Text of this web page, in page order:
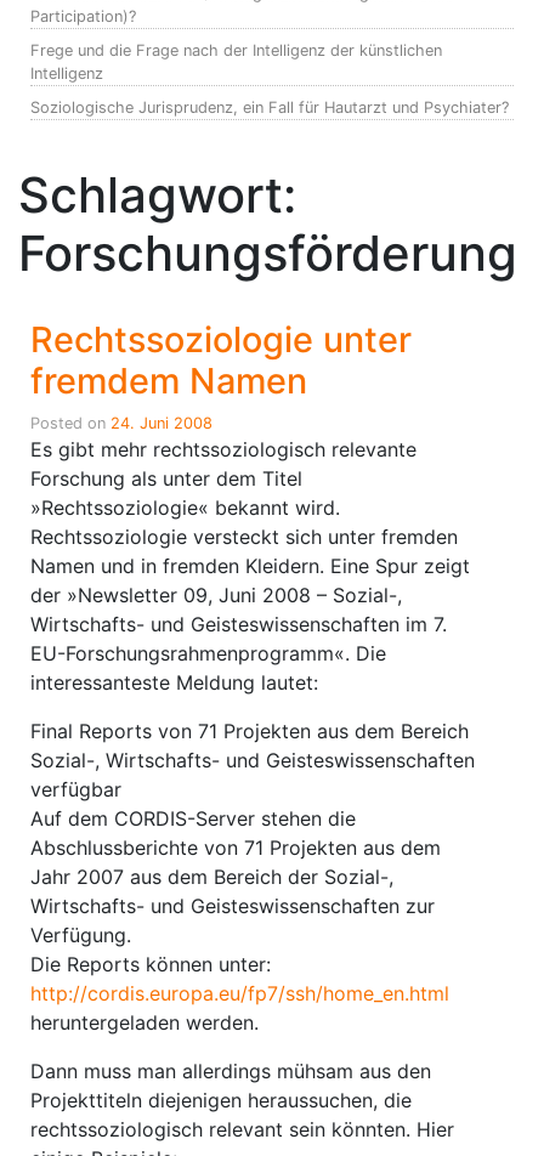
Participation)?
Frege und die Frage nach der Intelligenz der künstlichen
Intelligenz
Soziologische Jurisprudenz, ein Fall für Hautarzt und Psychiater?
Schlagwort:
Forschungsförderung
Rechtssoziologie unter
fremdem Namen
Posted on 24. Juni 2008
Es gibt mehr rechtssoziologisch relevante
Forschung als unter dem Titel
»Rechtssoziologie« bekannt wird.
Rechtssoziologie versteckt sich unter fremden
Namen und in fremden Kleidern. Eine Spur zeigt
der »Newsletter 09, Juni 2008 – Sozial-,
Wirtschafts- und Geisteswissenschaften im 7.
EU-Forschungsrahmenprogramm«. Die
interessanteste Meldung lautet:
Final Reports von 71 Projekten aus dem Bereich
Sozial-, Wirtschafts- und Geisteswissenschaften
verfügbar
Auf dem CORDIS-Server stehen die
Abschlussberichte von 71 Projekten aus dem
Jahr 2007 aus dem Bereich der Sozial-,
Wirtschafts- und Geisteswissenschaften zur
Verfügung.
Die Reports können unter:
http://cordis.europa.eu/fp7/ssh/home_en.html
heruntergeladen werden.
Dann muss man allerdings mühsam aus den
Projekttiteln diejenigen heraussuchen, die
rechtssoziologisch relevant sein könnten. Hier